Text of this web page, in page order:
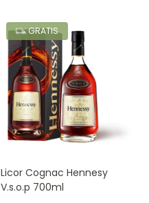
GRATIS
Licor Cognac Hennesy
V.s.o.p 700ml